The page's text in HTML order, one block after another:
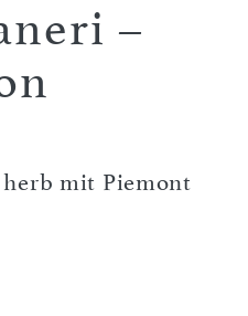
–
mit Piemont